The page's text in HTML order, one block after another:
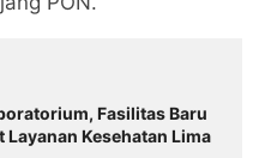
Fasilitas Baru
Kesehatan Lima